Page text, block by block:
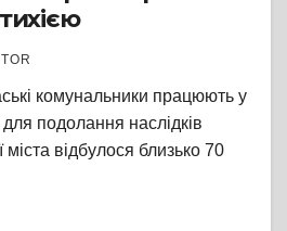
комунальники працюють у
подолання наслідків
міста відбулося близько 70